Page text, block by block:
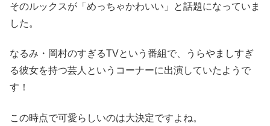
そのルックスが「めっちゃかわいい」と話題になっていま
した。
なるみ・岡村のすぎるTVという番組で、うらやましすぎ
る彼女を持つ芸人というコーナーに出演していたようで
す！
この時点で可愛らしいのは大決定ですよね。